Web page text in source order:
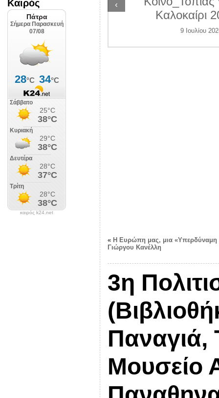
Καιρός
καιρός k24.net
Καλοκαίρι
9 Ιουλίου
‹
« Η Ευρώπη μας, μια «Υπερδύναμη
Γιώργου Κανέλλη
3η
Παναγιά,
Μουσείο